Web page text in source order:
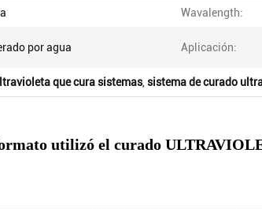
Wavalength:
por agua Aplicación:
que cura sistemas, sistema de curado
utilizó el curado